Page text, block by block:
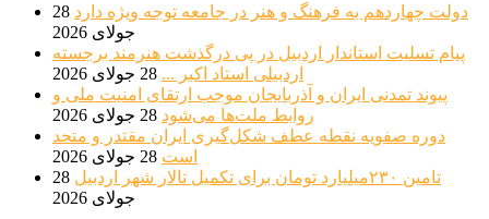
دولت چهاردهم به فرهنگ و هنر در جامعه توجه ویژه دارد 28
جولای 2026
پیام تسلیت استاندار اردبیل در پی درگذشت هنرمند برجسته
اردبیلی استاد اکبر ... 28 جولای 2026
پیوند تمدنی ایران و آذربایجان موجب ارتقای امنیت ملی و
روابط ملت‌ها می‌شود 28 جولای 2026
دوره صفویه نقطه عطف شکل‌گیری ایران مقتدر و متحد
است 28 جولای 2026
تامین ۲۳۰میلیارد تومان برای تکمیل تالار شهر اردبیل
28
جولای 2026